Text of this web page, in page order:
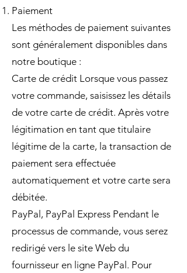
Paiement
Les méthodes de paiement suivantes
sont généralement disponibles dans
notre boutique :
Carte de crédit Lorsque vous passez
votre commande, saisissez les détails
de votre carte de crédit. Après votre
légitimation en tant que titulaire
légitime de la carte, la transaction de
paiement sera effectuée
automatiquement et votre carte sera
débitée.
PayPal, PayPal Express Pendant le
processus de commande, vous serez
redirigé vers le site Web du
fournisseur en ligne PayPal. Pour